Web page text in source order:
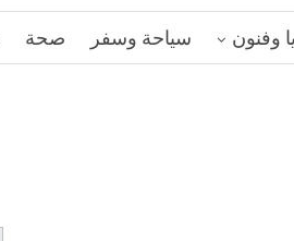
وفنون سياحة وسفر صحة